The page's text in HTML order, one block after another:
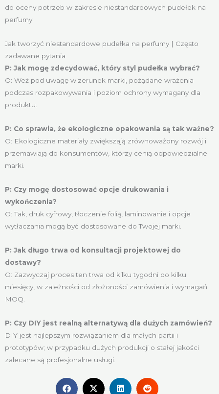
do oceny potrzeb w zakresie niestandardowych pudełek na
perfumy.
Jak tworzyć niestandardowe pudełka na perfumy | Często
zadawane pytania
P: Jak mogę zdecydować, który styl pudełka wybrać?
O: Weź pod uwagę wizerunek marki, pożądane wrażenia
podczas rozpakowywania i poziom ochrony wymagany dla
produktu.
P: Co sprawia, że ekologiczne opakowania są tak ważne?
O: Ekologiczne materiały zwiększają zrównoważony rozwój i
przemawiają do konsumentów, którzy cenią odpowiedzialne
marki.
P: Czy mogę dostosować opcje drukowania i
wykończenia?
O: Tak, druk cyfrowy, tłoczenie folią, laminowanie i opcje
wytłaczania mogą być dostosowane do Twojej marki.
P: Jak długo trwa od konsultacji projektowej do
dostawy?
O: Zazwyczaj proces ten trwa od kilku tygodni do kilku
miesięcy, w zależności od złożoności zamówienia i wymagań
MOQ.
P: Czy DIY jest realną alternatywą dla dużych zamówień?
DIY jest najlepszym rozwiązaniem dla małych partii i
prototypów; w przypadku dużych produkcji o stałej jakości
zalecane są profesjonalne usługi.